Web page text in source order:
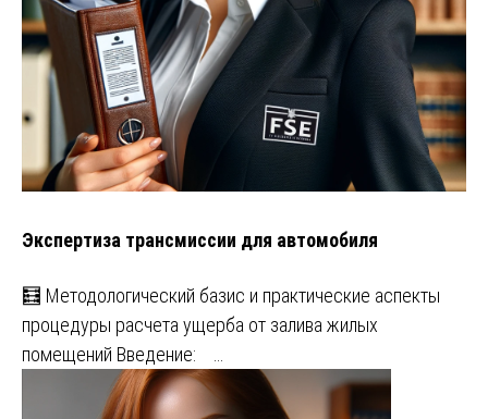
Экспертиза трансмиссии для автомобиля
🧮 Методологический базис и практические аспекты
процедуры расчета ущерба от залива жилых
помещений Введение: …